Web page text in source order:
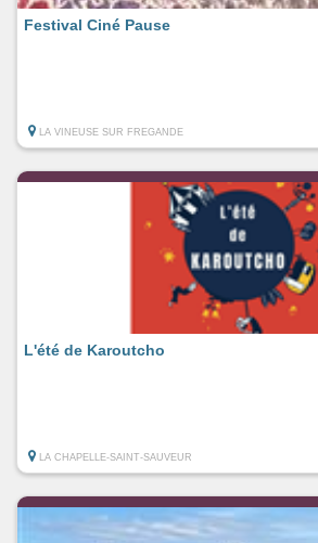
Festival Ciné Pause
LA VINEUSE SUR FREGANDE
L'été de Karoutcho
LA CHAPELLE-SAINT-SAUVEUR